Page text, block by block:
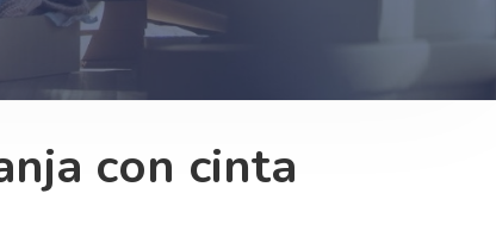
con cinta